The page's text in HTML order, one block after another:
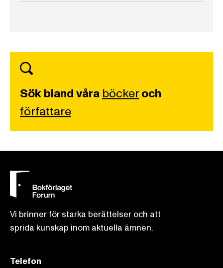
Sök bland våra böckeroch
författare
Vi brinner för starka berättelser och att
sprida kunskap inom aktuella ämnen.
Telefon